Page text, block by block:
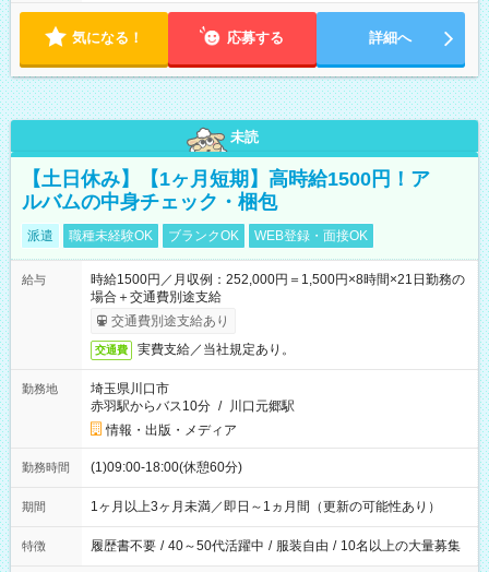
気になる！ 応募する 詳細へ
未読
【土日休み】【1ヶ月短期】高時給1500円！ア
ルバムの中身チェック・梱包
派遣 職種未経験OK ブランクOK WEB登録・面接OK
給与
時給1500円／月収例：252,000円＝1,500円×8時間×21日勤務の
場合＋交通費別途支給
交通費別途支給あり
交通費 実費支給／当社規定あり。
勤務地
埼玉県川口市
赤羽駅からバス10分 / 川口元郷駅
情報・出版・メディア
勤務時間 (1)09:00-18:00(休憩60分)
期間 1ヶ月以上3ヶ月未満／即日～1ヵ月間（更新の可能性あり）
特徴 履歴書不要 / 40～50代活躍中 / 服装自由 / 10名以上の大量募集